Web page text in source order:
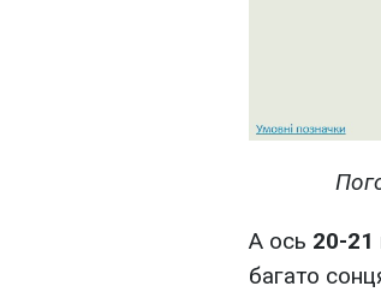
А ось 20-21
багато